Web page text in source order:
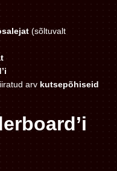
(sõltuvalt
arv kutsepõhiseid